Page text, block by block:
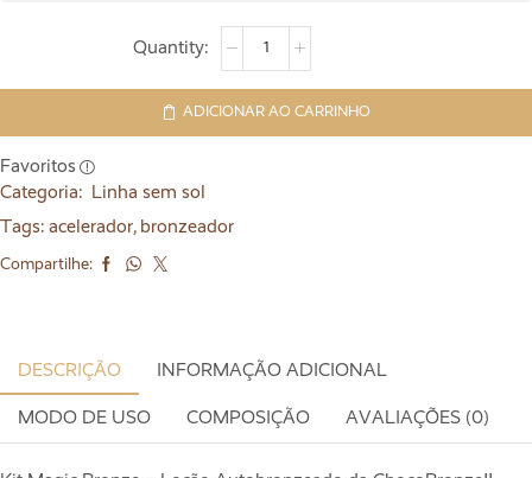
ADICIONAR AO CARRINHO
Favoritos
Categoria:
Linha sem sol
Tags: acelerador, bronzeador
Compartilhe:
DESCRIÇÃO INFORMAÇÃO ADICIONAL
MODO DE USO COMPOSIÇÃO AVALIAÇÕES (0)